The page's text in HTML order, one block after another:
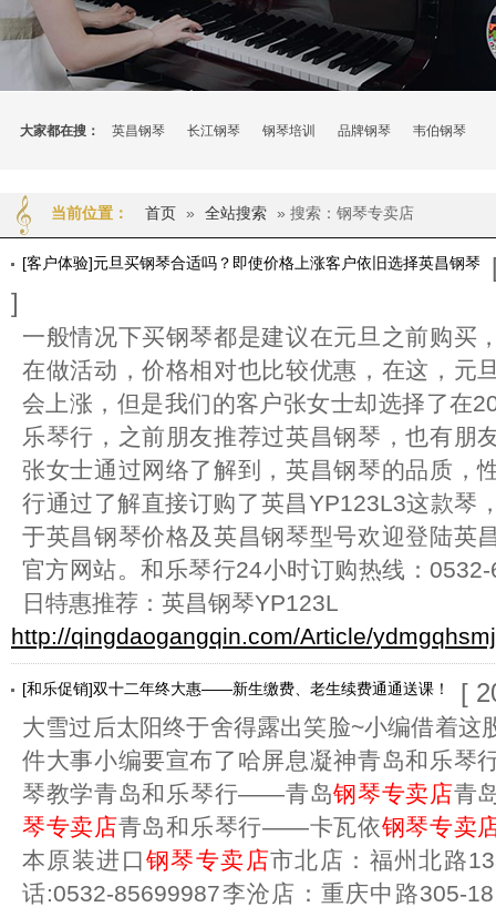
大家都在搜： 英昌钢琴 长江钢琴 钢琴培训 品牌钢琴 韦伯钢琴
当前位置： 首页 » 全站搜索 » 搜索：钢琴专卖店
[客户体验]元旦买钢琴合适吗？即使价格上涨客户依旧选择英昌钢琴
]
一般情况下买钢琴都是建议在元旦之前购买
在做活动，价格相对也比较优惠，在这，元
会上涨，但是我们的客户张女士却选择了在
乐琴行，之前朋友推荐过英昌钢琴，也有朋
张女士通过网络了解到，英昌钢琴的品质，
行通过了解直接订购了英昌YP123L3这款琴
于英昌钢琴价格及英昌钢琴型号欢迎登陆英
官方网站。和乐琴行24小时订购热线：
日特惠推荐：英昌钢琴YP123L
http://qingdaogangqin.com/Article/
[和乐促销]双十二年终大惠——新生缴费、老生续费通通送课！ [
大雪过后太阳终于舍得露出笑脸~小编借着这
件大事小编要宣布了哈屏息凝神青岛和乐琴
琴教学青岛和乐琴行——青岛钢琴专卖店青
琴专卖店青岛和乐琴行——卡瓦依钢琴专卖
本原装进口钢琴专卖店市北店：福州北路
话:0532-85699987李沧店：重庆中路305-